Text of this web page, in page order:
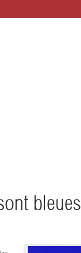
bleues